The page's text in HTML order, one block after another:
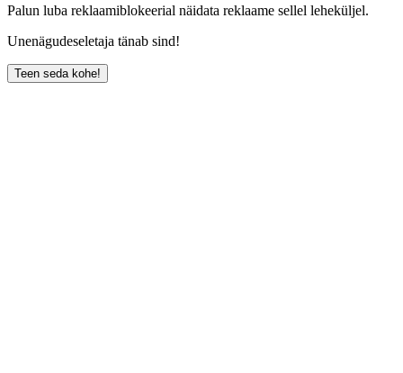
Palun luba reklaamiblokeerial näidata reklaame sellel leheküljel.
Unenägudeseletaja tänab sind!
Teen seda kohe!